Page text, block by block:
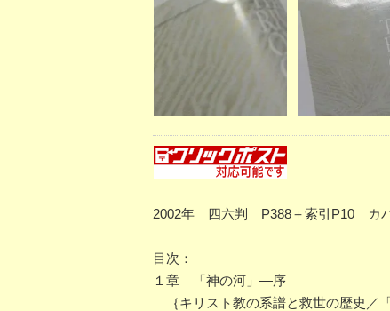
2002年 四六判 P388＋索引P10 カバ
目次：
１章 「神の河」―序
｛キリスト教の系譜と救世の歴史／